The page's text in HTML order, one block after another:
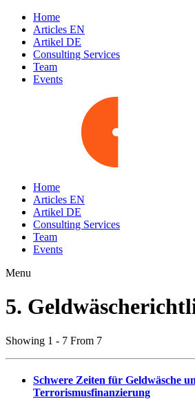
Home
Articles EN
Artikel DE
Consulting Services
Team
Events
Home
Articles EN
Artikel DE
Consulting Services
Team
Events
Menu
5.
Showing 1 - 7 From 7
Schwere Zeiten für Geldwäsche
Terrorismusfinanzierung